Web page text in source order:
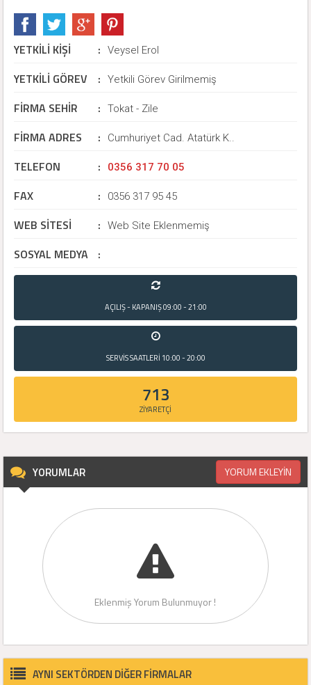
YETKİLİ KİŞİ : Veysel Erol
YETKİLİ GÖREV : Yetkili Görev Girilmemiş
FİRMA SEHİR : Tokat - Zile
FİRMA ADRES : Cumhuriyet Cad. Atatürk K..
TELEFON : 0356 317 70 05
FAX : 0356 317 95 45
WEB SİTESİ : Web Site Eklenmemiş
SOSYAL MEDYA :
AÇILIŞ - KAPANIŞ09:00 - 21:00
SERVİS SAATLERİ 10:00 - 20:00
713
ZİYARETÇİ
YORUMLAR YORUM EKLEYİN
Eklenmiş Yorum Bulunmuyor !
AYNI SEKTÖRDEN DİĞER FİRMALAR